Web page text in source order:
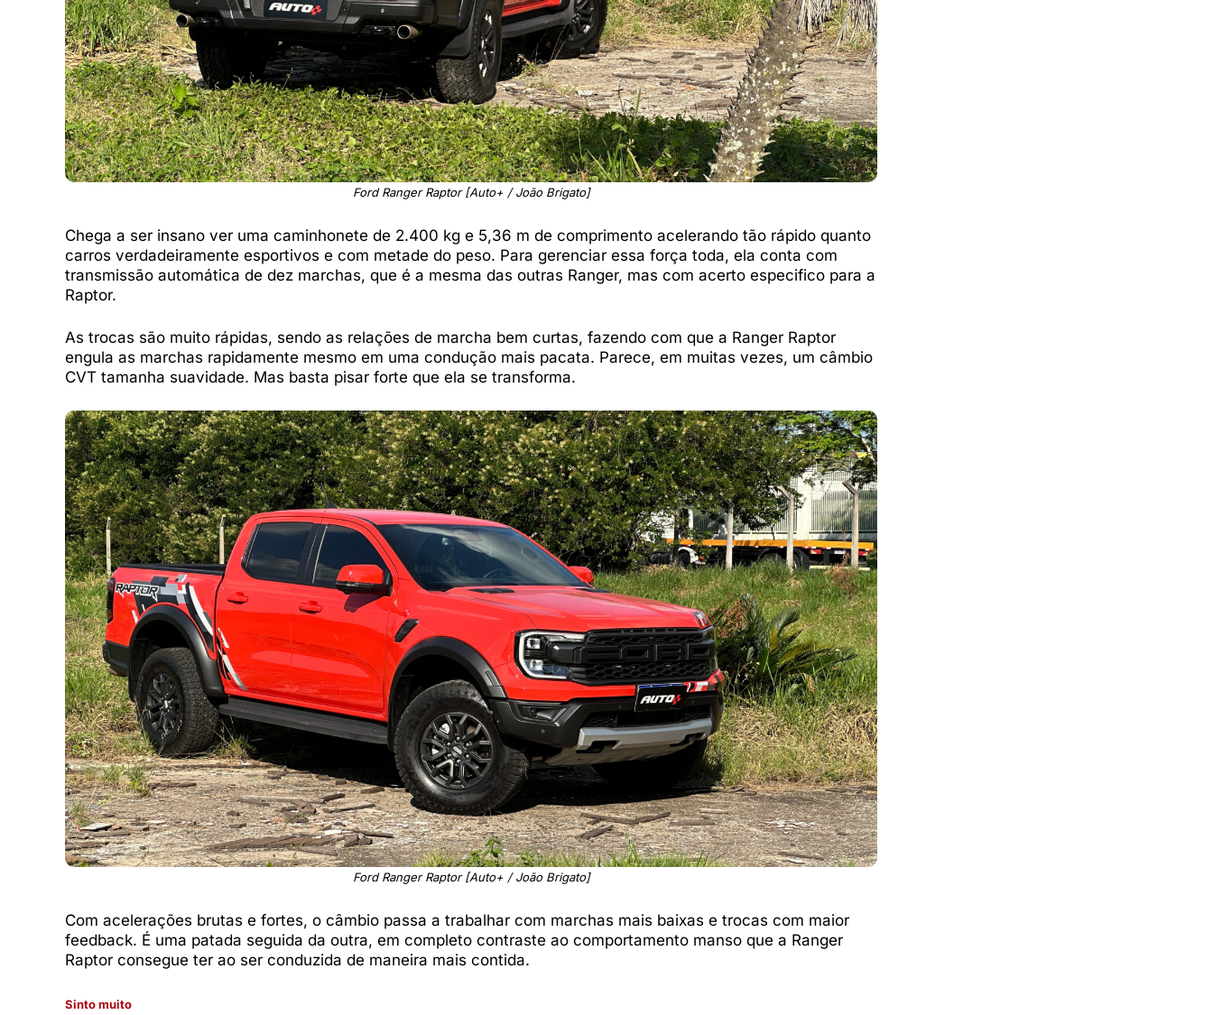
Ford Ranger Raptor [Auto+ / João Brigato]
Chega a ser insano ver uma caminhonete de 2.400 kg e 5,36 m de comprimento acelerando tão rápido quanto
carros verdadeiramente esportivos e com metade do peso. Para gerenciar essa força toda, ela conta com
transmissão automática de dez marchas, que é a mesma das outras Ranger, mas com acerto especifico para a
Raptor.
As trocas são muito rápidas, sendo as relações de marcha bem curtas, fazendo com que a Ranger Raptor
engula as marchas rapidamente mesmo em uma condução mais pacata. Parece, em muitas vezes, um câmbio
CVT tamanha suavidade. Mas basta pisar forte que ela se transforma.
Ford Ranger Raptor [Auto+ / João Brigato]
Com acelerações brutas e fortes, o câmbio passa a trabalhar com marchas mais baixas e trocas com maior
feedback. É uma patada seguida da outra, em completo contraste ao comportamento manso que a Ranger
Raptor consegue ter ao ser conduzida de maneira mais contida.
Sinto muito